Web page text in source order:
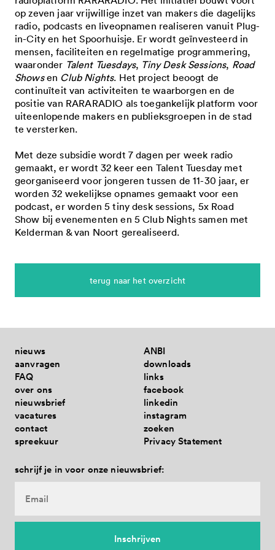
aanvragen is niet meer mogelijk
professionele kunsten in samenhang
met provincie en rijk - aanvragen is niet
meer mogelijk
projecten 2027 tranche 1
projecten 2026 tranche 3
projecten 2026 tranche 2
meerjarige subsidies 2026
snelgeld 2026 tranche 1
snelgeld 2025 tranche 2
projecten 2026 tranche 1
projecten 2025 tranche 3
projecten 2025 tranche 2
snelgeld 2025 tranche 1
programma's 2025 - 2026
projecten 2025 tranche 1
professionele kunsten in samenhang
met provincie en rijk 2025-2028
bezwaar, beroep en klachten 2025-2028
vacatures
governance code cultuur
aanvragen is niet mogelijk
projectsubsidies - eenmalige subsidie -
aanvragen is niet meer mogelijk
professionele kunsten eindhoven in
samenhang met brabantstad -
aanvragen is niet meer mogelijk
- aanvragen is niet meer mogelijk
programma's - meerjarige subsidie -
aanvragen is niet meer mogelijk
gilden - eenmalige subsidie - aanvragen
energielasten
subsidieverordening 2021-2024
cultuurbrief 2021-2024
besluiten 2021-2024
toegekende subsidies 2021-2024
bezwaar, beroep en klachten
contact
adres
direct contact opnemen
spreekuur
blog
open oproepen
meer cultuur voor en door jongeren -
gesloten
techneut zoekt ontwerper - deel 2 -
gesloten
cultuur eindhoven op zoek naar
organisaties en makers binnen het
samen uit corona - gesloten
presentaties
publicaties
huisstijlpakket
nieuwsbrieven
spreekuur
faq
nieuwsbrief
en
op zeven jaar vrijwillige inzet van makers die dagelijks
radio, podcasts en liveopnamen realiseren vanuit Plug-
in-City en het Spoorhuisje. Er wordt geïnvesteerd in
mensen, faciliteiten en regelmatige programmering,
waaronder Talent Tuesdays, Tiny Desk Sessions, Road
Showsen Club Nights. Het project beoogt de
continuïteit van activiteiten te waarborgen en de
positie van RARARADIO als toegankelijk platform voor
uiteenlopende makers en publieksgroepen in de stad
te versterken.
Met deze subsidie wordt 7 dagen per week radio
gemaakt, er wordt 32 keer een Talent Tuesday met
georganiseerd voor jongeren tussen de 11-30 jaar, er
worden 32 wekelijkse opnames gemaakt voor een
podcast, er worden 5 tiny desk sessions, 5x Road
Show bij evenementen en 5 Club Nights samen met
Kelderman & van Noort gerealiseerd.
terug naar het overzicht
nieuws
aanvragen
FAQ
over ons
nieuwsbrief
vacatures
contact
spreekuur
ANBI
downloads
links
facebook
linkedin
instagram
zoeken
Privacy Statement
schrijf je in voor onze nieuwsbrief: